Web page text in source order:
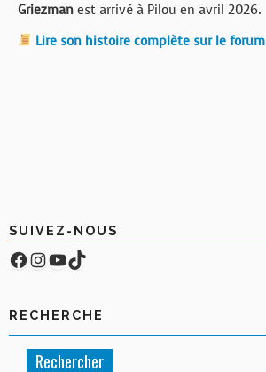
Griezman est arrivé à Pilou en avril 2026.
Lire son histoire complète sur le forum
SUIVEZ-NOUS
Facebook
Compte Instagram
YouTube
TikTok
RECHERCHE
Rechercher :